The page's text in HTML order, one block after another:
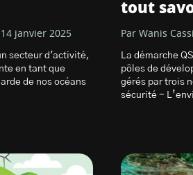
janvier 2025
secteur d'activité,
en tant que
de nos océans
tout
Par Wanis
La démarche
pôles de
gérés par trois
sécurité -